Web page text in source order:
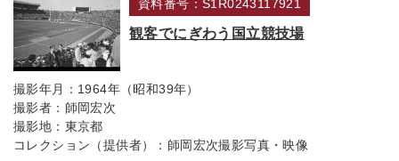
資料番号：S1R0243117921
観客でにぎわう国立競技場
撮影年月： 1964年（昭和39年）
撮影者： 師岡宏次
撮影地： 東京都
コレクション（提供者）： 師岡宏次撮影写真・映像